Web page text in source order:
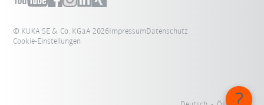
© KUKA SE & Co. KGaA 2026ImpressumDatenschutz
Cookie-Einstellungen